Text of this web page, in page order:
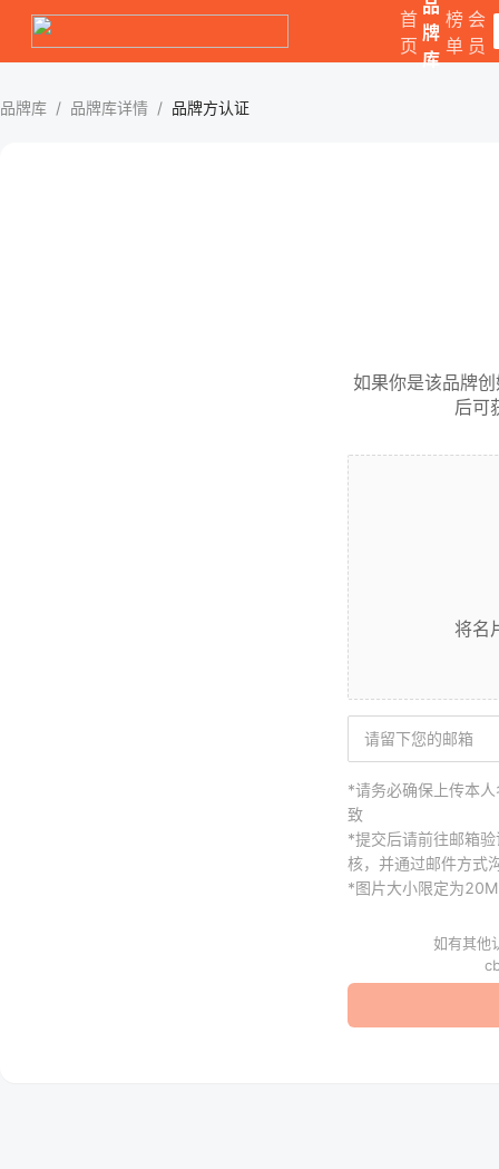
首
页
品
牌
库
榜
单
会
员
品牌库 / 品牌库详情 / 品牌方认证
如果你是该品牌
后可
将名
*请务必确保上传本
致
*提交后请前往邮箱
核，并通过邮件方式
*图片大小限定为
如有其他